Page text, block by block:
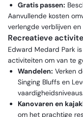
Gratis passen:
Aanvullende kosten
verlengde verblijven
Recreatieve
Edward Medard Park
activiteiten om van te
Wandelen: Verken
Singing Bluffs en
vaardigheidsniveaus.
Kanovaren en
om het prachtige